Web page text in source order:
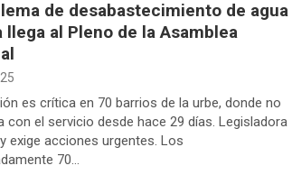
de desabastecimiento de agua
llega al Pleno de la Asamblea
es crítica en 70 barrios de la urbe, donde no
con el servicio desde hace 29 días. Legisladora
exige acciones urgentes. Los
70…